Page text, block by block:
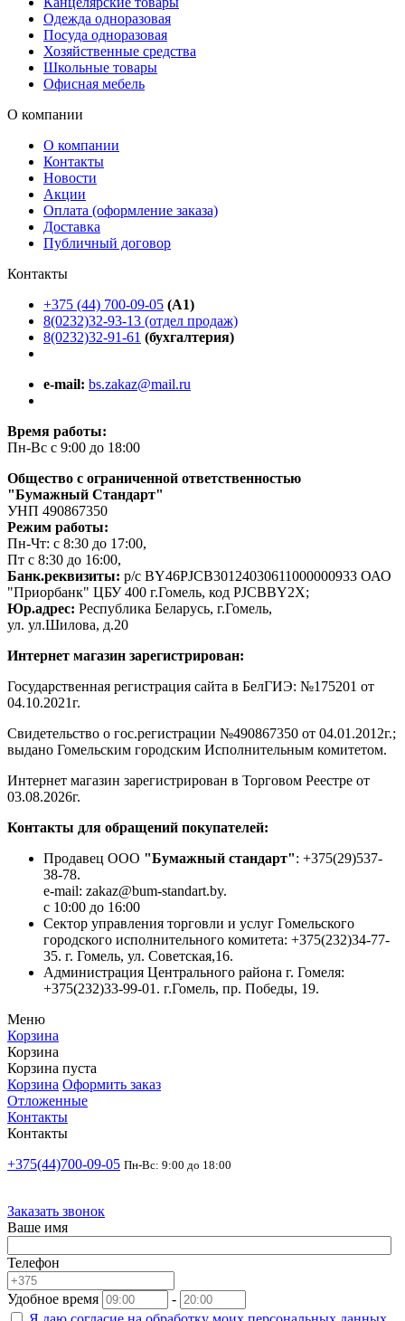
Одежда одноразовая
Посуда одноразовая
Хозяйственные средства
Школьные товары
Офисная мебель
О компании
О компании
Контакты
Новости
Акции
Оплата (оформление заказа)
Доставка
Публичный договор
Контакты
+375 (44) 700-09-05 (A1)
8(0232)32-93-13 (отдел продаж)
8(0232)32-91-61 (бухгалтерия)
e-mail: bs.zakaz@mail.ru
Время работы:
Пн-Вс с 9:00 до 18:00
Общество с ограниченной ответственностью
"Бумажный Стандарт"
УНП 490867350
Режим работы:
Пн-Чт: с 8:30 до 17:00,
Пт с 8:30 до 16:00,
Банк.реквизиты: р/с BY46PJCB30124030611000000933 ОАО
"Приорбанк" ЦБУ 400 г.Гомель, код PJCBBY2X;
Юр.адрес: Республика Беларусь, г.Гомель,
ул. ул.Шилова, д.20
Интернет магазин зарегистрирован:
Государственная регистрация сайта в БелГИЭ: №175201 от
04.10.2021г.
Свидетельство о гос.регистрации №490867350 от 04.01.2012г.;
выдано Гомельским городским Исполнительным комитетом.
Интернет магазин зарегистрирован в Торговом Реестре от
03.08.2026г.
Контакты для обращений покупателей:
Продавец ООО "Бумажный стандарт": +375(29)537-
38-78.
e-mail: zakaz@bum-standart.by.
с 10:00 до 16:00
Сектор управления торговли и услуг Гомельского
городского исполнительного комитета: +375(232)34-77-
35. г. Гомель, ул. Советская,16.
Администрация Центрального района г. Гомеля:
+375(232)33-99-01. г.Гомель, пр. Победы, 19.
Меню
Корзина
Корзина
Корзина пуста
Корзина Оформить заказ
Отложенные
Контакты
Контакты
+375(44)700-09-05 Пн-Вс: 9:00 до 18:00
Заказать звонок
Ваше имя
Телефон
Удобное время
-